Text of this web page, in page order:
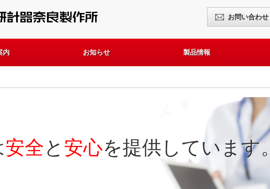
お問い合わせ
内 お知らせ 製品情報
安全 と 安心を提供しています。